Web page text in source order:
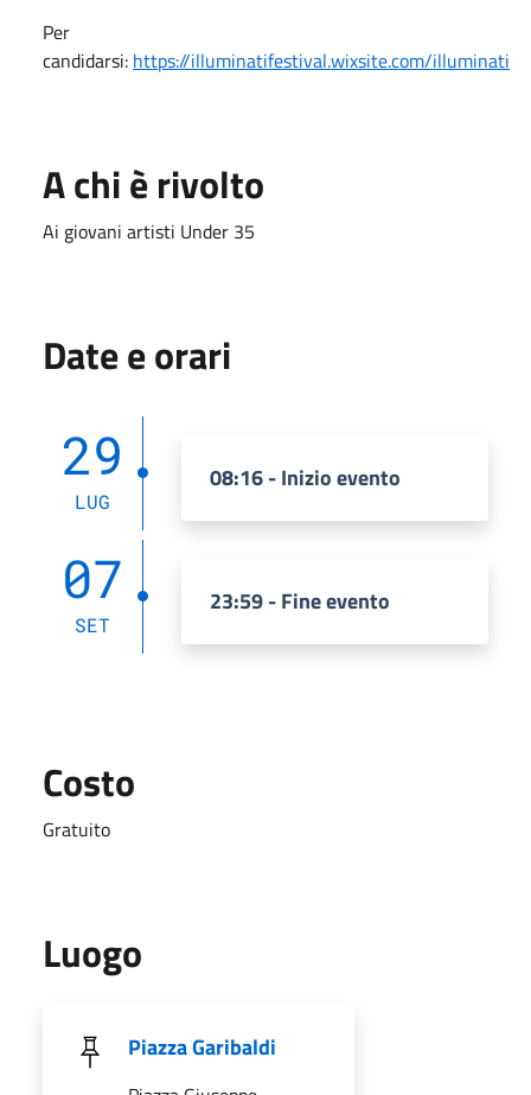
Per
candidarsi: https://illuminatifestival.wixsite.com/illuminati
A chi è rivolto
Ai giovani artisti Under 35
Date e orari
29
LUG
08:16 - Inizio evento
07
SET
23:59 - Fine evento
Costo
Gratuito
Luogo
Piazza Garibaldi